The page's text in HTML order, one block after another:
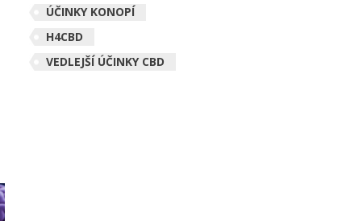
ÚČINKY KONOPÍ
H4CBD
VEDLEJŠÍ ÚČINKY CBD